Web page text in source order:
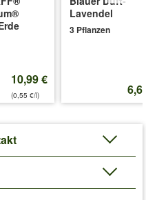
10,99 €
(0,55 €/l)
Lavendel
3 Pflanzen